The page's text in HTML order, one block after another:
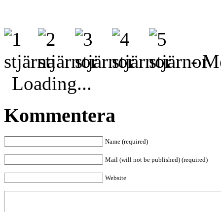
-
Loading...
Kommentera
Name (required)
Mail (will not be published) (required)
Website